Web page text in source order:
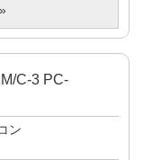
C-3 PC-
ン